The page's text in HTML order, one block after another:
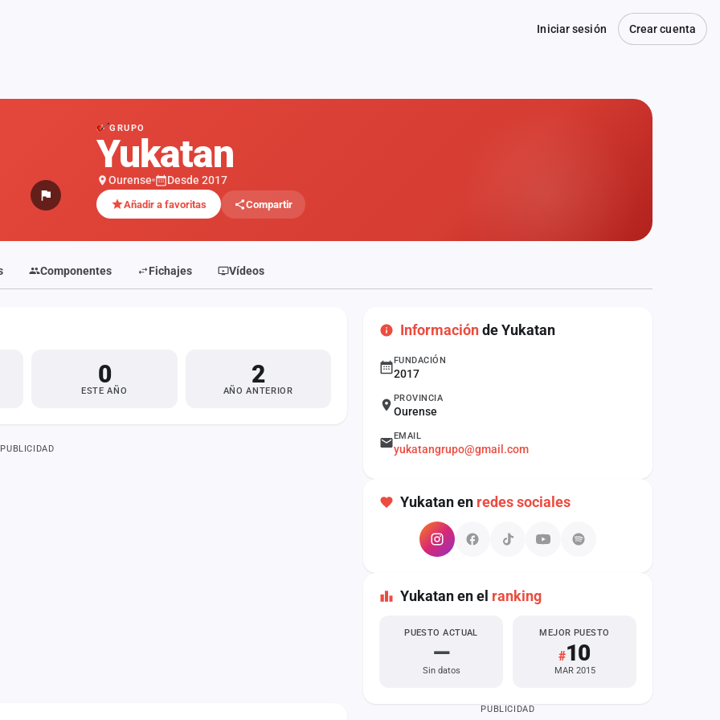
Iniciar sesión Crear cuenta
GRUPO
Yukatan
Ourense Desde 2017
Añadir a favoritas Compartir
Componentes Fichajes Vídeos
0
ESTE AÑO
2
AÑO ANTERIOR
PUBLICIDAD
Informaciónde Yukatan
FUNDACIÓN
2017
PROVINCIA
Ourense
EMAIL
yukatangrupo@gmail.com
Yukatan en redes sociales
Yukatan en el ranking
PUESTO ACTUAL
—
Sin datos
MEJOR PUESTO
#10
MAR 2015
PUBLICIDAD